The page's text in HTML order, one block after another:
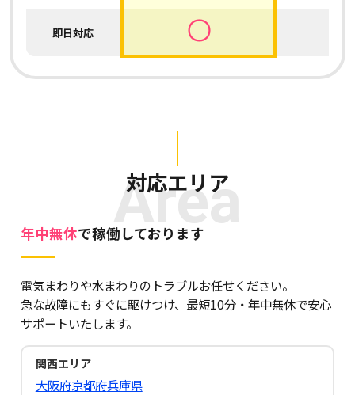
即日対応 〇
Area
対応エリア
年中無休で稼働しております
電気まわりや水まわりのトラブルお任せください。
急な故障にもすぐに駆けつけ、最短10分・年中無休で安心
サポートいたします。
関西エリア
大阪府京都府兵庫県